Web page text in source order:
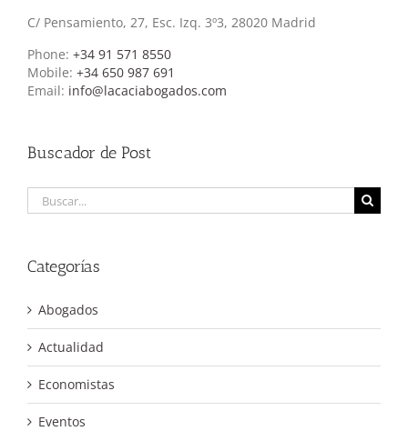
C/ Pensamiento, 27, Esc. Izq. 3º3, 28020 Madrid
Phone: +34 91 571 8550
Mobile: +34 650 987 691
Email: info@lacaciabogados.com
Buscador de Post
Buscar:
Categorías
Abogados
Actualidad
Economistas
Eventos